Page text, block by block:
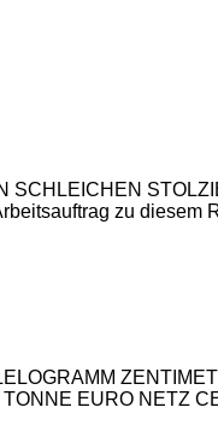
SCHLEICHEN
zu diesem
EURO NETZ